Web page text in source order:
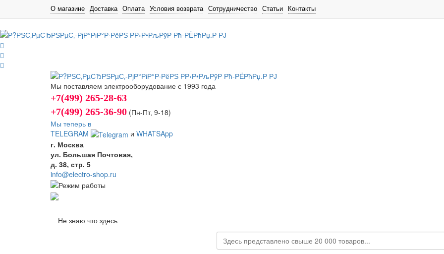
О магазине Доставка Оплата Условия возврата Сотрудничество Статьи Контакты
Мы поставляем электрооборудование с 1993 года
+7(499) 265-28-63
+7(499) 265-36-90 (Пн-Пт‚ 9-18)
Мы теперь в
TELEGRAM
и WHATSApp
г. Москва
ул. Большая Почтовая,
д. 38, стр. 5
info@electro-shop.ru
Не знаю что здесь